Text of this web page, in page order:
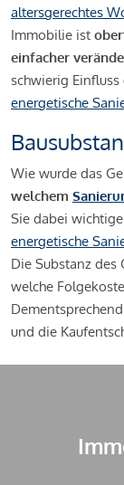
altersgerechtes
Immobilie ist
einfacher
schwierig
energetische
Wie wurde das
welchem
Sie dabei
energetische
Die Substanz des
welche
und die